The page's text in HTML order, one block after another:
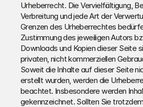
Urheberrecht. Die Vervielfältigung,
Verbreitung und jede Art der
Grenzen des Urheberrechtes
Zustimmung des jeweiligen Autors
Downloads und Kopien dieser Seite
privaten, nicht kommerziellen
Soweit die Inhalte auf dieser Seite
erstellt wurden, werden die
beachtet. Insbesondere werden
gekennzeichnet. Sollten Sie